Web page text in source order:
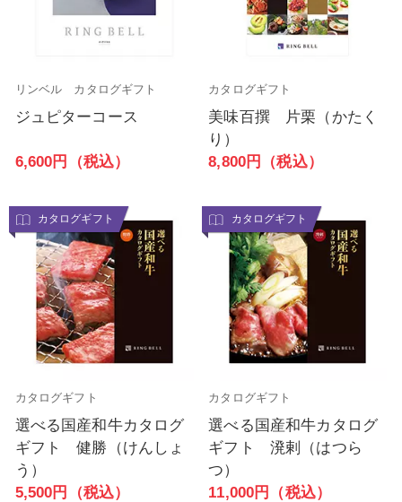
リンベル カタログギフト
ジュピターコース
6,600円（税込）
カタログギフト
美味百撰 片栗（かたく
り）
8,800円（税込）
カタログギフト
カタログギフト
選べる国産和牛カタログ
ギフト 健勝（けんしょ
う）
5,500円（税込）
カタログギフト
カタログギフト
選べる国産和牛カタログ
ギフト 溌剌（はつら
つ）
11,000円（税込）